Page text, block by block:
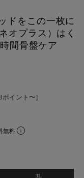
ドをこの一枚に
オプラス）はく
間骨盤ケア
ポイント〜]
無料
3L